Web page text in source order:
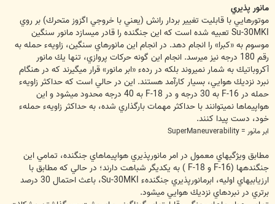
مانور پذيري
موتورهايي با قابليت تغيير بردار رانش (يعني با خروجي اگزوز متحرك) بر روي
Su-30MKI تعبيه شده است كه اين جنگنده را قادر مي‏سازد مانور سنگين
موسوم به «كبرا» را انجام دهد. در انجام اين مانورهاي سنگين، زاويهء حمله به
رقم 180 درجه نيز مي‏رسد. انجام اين گونه حركات پروازي، تنها يك مانور
آكروباتيك به شمار نمي‏روند بلكه در ردهء «ابر مانور» قرار مي‏گيرند كه در هنگام
نبرد نزديك هوايي، بسيار كارآمد هستند. اين در حالي است كه حداكثر زاويهء
حمله در F-16 به 30 درجه و در F-18 به 40 درجه محدود مي‏شود و اين
هواپيماها نمي‏توانند با حداكثر مهمات بارگذاري شده، به حداكثر زاويهء حملهء
خود، دست پيدا كنند.
ابر مانور = SuperManeuverability
مطابق ويژگي‏هاي معمول در امر مانورپذيري هواپيماهاي جنگنده، تمامي اين
جنگنده‏ها (F-16 و F-18 ) به يكديگر شباهت دارند؛ در حالي كه مطابق با
ارزيابي‏هاي اوليه، ابرمانورپذيري جنگندهء Su-30MKI، باعث احتمال 30 درصد
برتري در نبردهاي نزديك هوايي مي‏شود.